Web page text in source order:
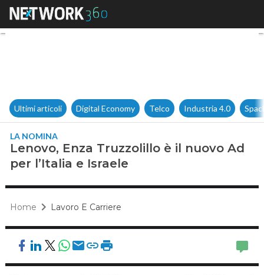
Lenovo, Enza Truzzolillo è il
Ultimi articoli Digital Economy Telco Industria 4.0
LA NOMINA
Lenovo, Enza Truzzolillo è il nuovo Ad
per l’Italia e Israele
Home Lavoro E Carriere